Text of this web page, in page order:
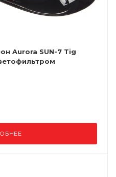
Aurora SUN-7 Tig